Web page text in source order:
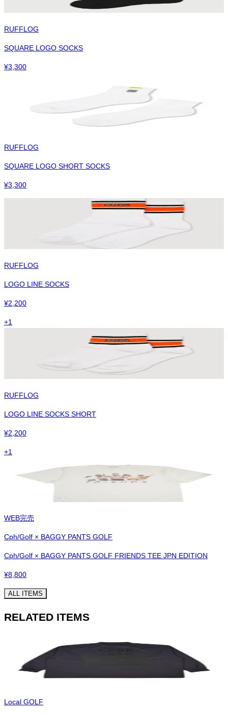
RUFFLOG
SQUARE LOGO SOCKS
¥3,300
RUFFLOG
SQUARE LOGO SHORT SOCKS
¥3,300
RUFFLOG
LOGO LINE SOCKS
¥2,200
+1
RUFFLOG
LOGO LINE SOCKS SHORT
¥2,200
+1
WEB完売
Cph/Golf × BAGGY PANTS GOLF
Cph/Golf × BAGGY PANTS GOLF FRIENDS TEE JPN EDITION
¥8,800
ALL ITEMS
RELATED ITEMS
Local GOLF